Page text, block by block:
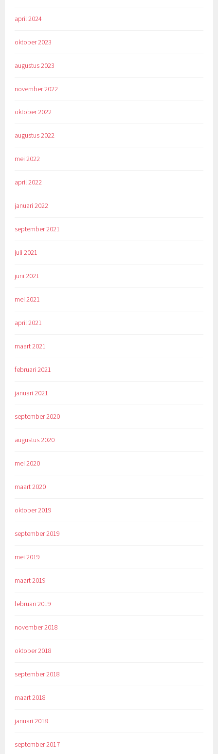
april 2024
oktober 2023
augustus 2023
november 2022
oktober 2022
augustus 2022
mei 2022
april 2022
januari 2022
september 2021
juli 2021
juni 2021
mei 2021
april 2021
maart 2021
februari 2021
januari 2021
september 2020
augustus 2020
mei 2020
maart 2020
oktober 2019
september 2019
mei 2019
maart 2019
februari 2019
november 2018
oktober 2018
september 2018
maart 2018
januari 2018
september 2017